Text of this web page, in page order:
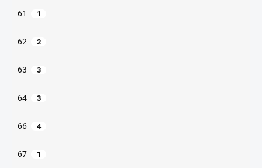
61 1
62 2
63 3
64 3
66 4
67 1